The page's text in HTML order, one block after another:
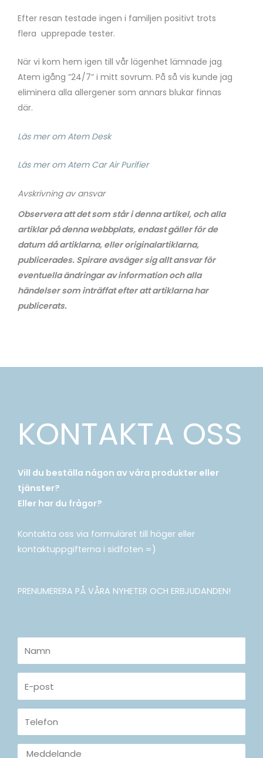
Efter resan testade ingen i familjen positivt trots
flera upprepade tester.
När vi kom hem igen till vår lägenhet lämnade jag
Atem igång ”24/7” i mitt sovrum. På så vis kunde jag
eliminera alla allergener som annars blukar finnas
där.
Läs mer om Atem Desk
Läs mer om Atem Car Air Purifier
Avskrivning av ansvar
Observera att det som står i denna artikel, och alla
artiklar på denna webbplats, endast gäller för de
datum då artiklarna, eller originalartiklarna,
publicerades. Spirare avsäger sig allt ansvar för
eventuella ändringar av information och alla
händelser som inträffat efter att artiklarna har
publicerats.
KONTAKTA OSS
Vill du beställa någon av våra produkter eller
tjänster?
Eller har du frågor?
Kontakta oss via formuläret till höger eller
kontaktuppgifterna i sidfoten =)
PRENUMERERA PÅ VÅRA NYHETER OCH ERBJUDANDEN!
post
Meddelande